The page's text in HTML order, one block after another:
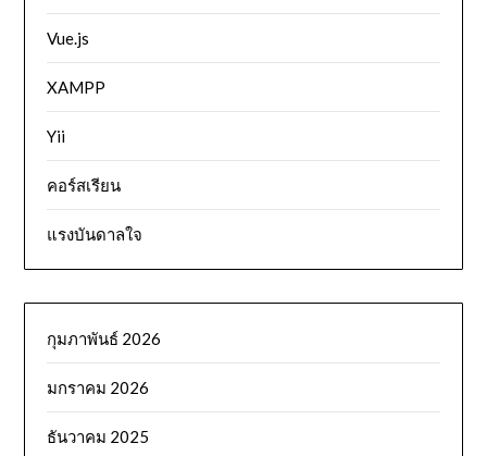
Vue.js
XAMPP
Yii
คอร์สเรียน
แรงบันดาลใจ
กุมภาพันธ์ 2026
มกราคม 2026
ธันวาคม 2025